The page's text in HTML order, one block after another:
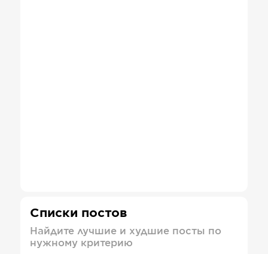
Списки постов
Найдите лучшие и худшие посты по
нужному критерию